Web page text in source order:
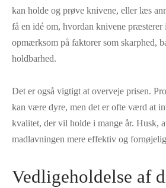
kan holde og prøve knivene, eller læs
få en idé om, hvordan knivene
opmærksom på faktorer som skarphed,
holdbarhed.
Det er også vigtigt at overveje prisen.
kan være dyre, men det er ofte værd at
kvalitet, der vil holde i mange år. Husk,
madlavningen mere effektiv og
Vedligeholdelse af